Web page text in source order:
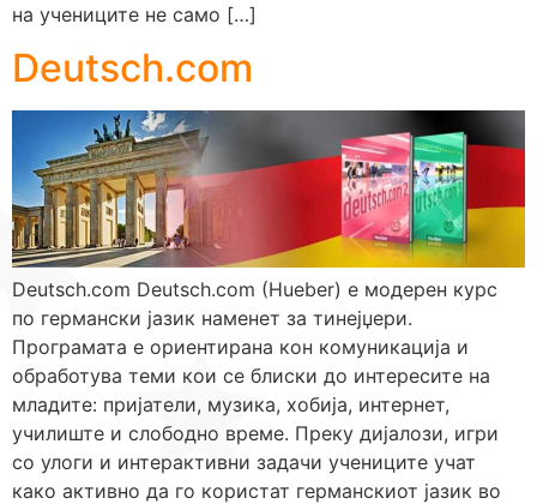
на учениците не само […]
Deutsch.com
Deutsch.com Deutsch.com (Hueber) е модерен курс
по германски јазик наменет за тинејџери.
Програмата е ориентирана кон комуникација и
обработува теми кои се блиски до интересите на
младите: пријатели, музика, хобија, интернет,
училиште и слободно време. Преку дијалози, игри
со улоги и интерактивни задачи учениците учат
како активно да го користат германскиот јазик во